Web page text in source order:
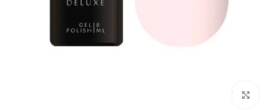
לחץ להגדלת התמונה